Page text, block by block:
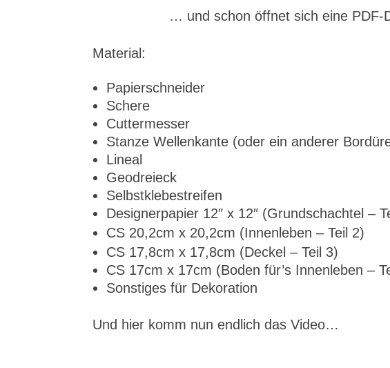
… und schon öffnet sich eine PDF-
Material:
Papierschneider
Schere
Cuttermesser
Stanze Wellenkante (oder ein anderer
Lineal
Geodreieck
Selbstklebestreifen
Designerpapier 12″ x 12″ (Grundschachtel –
CS 20,2cm x 20,2cm (Innenleben – Teil 2)
CS 17,8cm x 17,8cm (Deckel – Teil 3)
CS 17cm x 17cm (Boden für’s Innenleben –
Sonstiges für Dekoration
Und hier komm nun endlich das Video…